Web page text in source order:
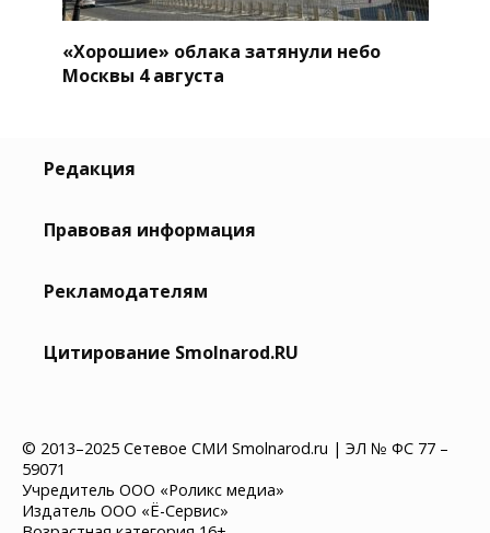
«Хорошие» облака затянули небо
Москвы 4 августа
Редакция
Правовая информация
Рекламодателям
Цитирование Smolnarod.RU
© 2013–2025 Сетевое СМИ Smolnarod.ru | ЭЛ № ФС 77 –
59071
Учредитель ООО «Роликс медиа»
Издатель ООО «Ё-Сервис»